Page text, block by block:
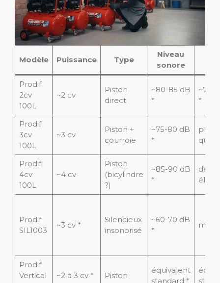
Modèle Puissance Type
Niveau
sonore
Prodif
2cv
100L
~2 cv
Piston
direct
~80-85 dB
*
~7-8
*
Prodif
3cv
100L
~3 cv
Piston +
courroie
~75-80 dB
*
plus
que
Prodif
4cv
100L
~4 cv
Piston
(bicylindre
?)
~85-90 dB
*
débit
Prodif
SIL1003
~3 cv *
Silencieux
insonorisé
~60-70 dB
*
Prodif
Vertical
~2 à 3 cv * Piston
équivalent
standard *